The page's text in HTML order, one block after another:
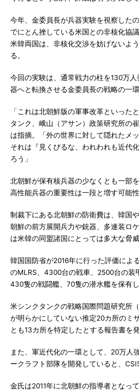
今年、金委員長が兵器実験を視察した
でにとん挫している米国との非核化協
米韓両国は、非核化交渉を妨げないよ
る。
今回の実験は、通常戦力の柱を130万
器へと転換させる金委員長の戦略の一
「これは北朝鮮版の軍事改革といった
タンク、峨山（アサン）政策研究所の
は指摘。「外の世界に対して隠れたメ
それは『見くびるな、われわれも近代
ろう」
北朝鮮が保有核兵器の少なくとも一部
高性能兵器の重要性は一段と増す可能性
制裁下にある北朝鮮の防衛費は、韓国
朝鮮の前方展開兵力や銃器、多連装ロ
は米韓の同盟諸国にとっては多大な脅威
韓国国防省が2016年に行った評価によ
のMLRS、4300台の戦車、2500台の装
430隻の戦闘艦、70隻の潜水艦を保有し
米シンクタンクの戦略国際問題研究所
が明らかにしていない推定20カ所のミ
とも13カ所を特定したとする報告書を発
また、軍近代化の一環として、20万人
ークラフト部隊を開発していると、
金氏は2011年に北朝鮮の指導者となっ